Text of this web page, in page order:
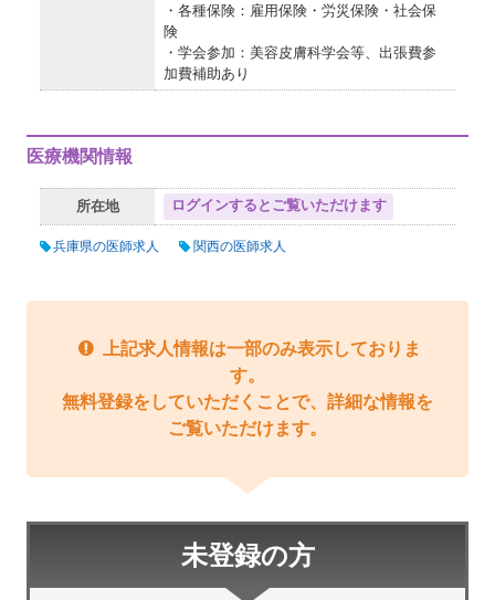
・各種保険：雇用保険・労災保険・社会保
険
・学会参加：美容皮膚科学会等、出張費参
加費補助あり
医療機関情報
所在地 ログインするとご覧いただけます
兵庫県の医師求人 関西の医師求人
上記求人情報は一部のみ表示しておりま
す。
無料登録をしていただくことで、詳細な情報を
ご覧いただけます。
未登録の方